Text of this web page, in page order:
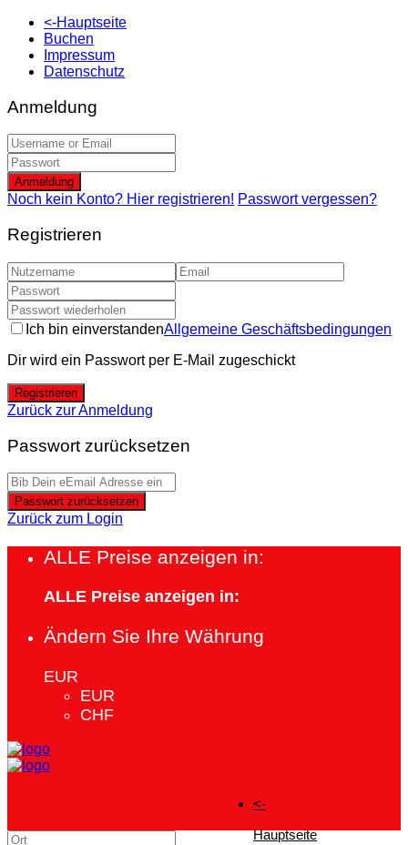
<-Hauptseite
Buchen
Impressum
Datenschutz
Anmeldung
Anmeldung
Noch kein Konto? Hier registrieren! Passwort vergessen?
Registrieren
Ich bin einverstandenAllgemeine Geschäftsbedingungen
Dir wird ein Passwort per E-Mail zugeschickt
Registrieren
Zurück zur Anmeldung
Passwort zurücksetzen
Passwort zurücksetzen
Zurück zum Login
ALLE Preise anzeigen in:
ALLE Preise anzeigen in:
Ändern Sie Ihre Währung
EUR
EUR
CHF
<-
Hauptseite